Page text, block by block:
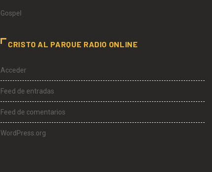
Gospel
CRISTO AL PARQUE RADIO ONLINE
Acceder
Feed de entradas
Feed de comentarios
WordPress.org